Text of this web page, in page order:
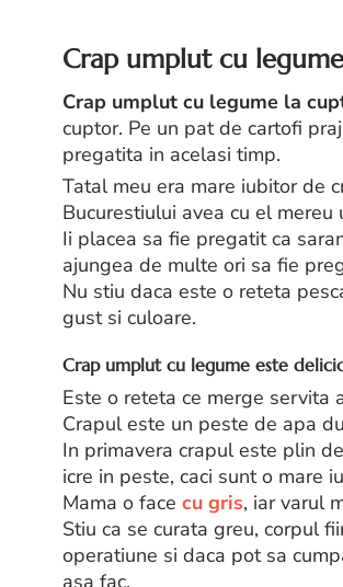
Crap umplut cu
Crap umplut cu legume la
cuptor. Pe un pat de cartofi
pregatita in acelasi timp.
Tatal meu era mare iubitor de
Bucurestiului avea cu el mereu
Ii placea sa fie pregatit ca
ajungea de multe ori sa fie
Nu stiu daca este o reteta
gust si culoare.
Crap umplut cu legume este
Este o reteta ce merge servita
Crapul este un peste de apa
In primavera crapul este plin
icre in peste, caci sunt o mare
Mama o face cu gris, iar varul
Stiu ca se curata greu, corpul
operatiune si daca pot sa
asa fac.